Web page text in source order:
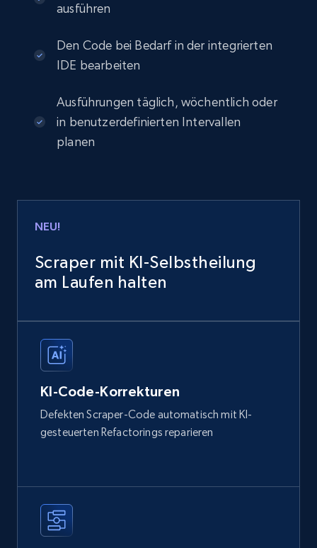
ausführen
Den Code bei Bedarf in der integrierten
IDE bearbeiten
Ausführungen täglich, wöchentlich oder
in benutzerdefinierten Intervallen
planen
NEU!
Scraper mit KI-Selbstheilung
am Laufen halten
KI-Code-Korrekturen
Defekten Scraper-Code automatisch mit KI-
gesteuerten Refactorings reparieren